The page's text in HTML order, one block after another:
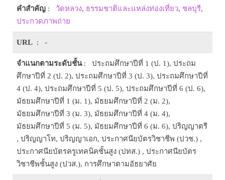
คำสำคัญ : วัดหลวง, ธรรมชาติและแหล่งท่องเที่ยว, ชลบุรี,
ประกวดภาพถ่าย
URL : -
จำแนกตามระดับชั้น: ประถมศึกษาปีที่ 1 (ป. 1), ประถม
ศึกษาปีที่ 2 (ป. 2), ประถมศึกษาปีที่ 3 (ป. 3), ประถมศึกษาปีที่
4 (ป. 4), ประถมศึกษาปีที่ 5 (ป. 5), ประถมศึกษาปีที่ 6 (ป. 6),
มัธยมศึกษาปีที่ 1 (ม. 1), มัธยมศึกษาปีที่ 2 (ม. 2),
มัธยมศึกษาปีที่ 3 (ม. 3), มัธยมศึกษาปีที่ 4 (ม. 4),
มัธยมศึกษาปีที่ 5 (ม. 5), มัธยมศึกษาปีที่ 6 (ม. 6), ปริญญาตรี
, ปริญญาโท, ปริญญาเอก, ประกาศนียบัตรวิชาชีพ (ปวช.) ,
ประกาศนียบัตรครูเทคนิคชั้นสูง (ปทส.) , ประกาศนียบัตร
วิชาชีพชั้นสูง (ปวส.), การศึกษาตามอัธยาศัย